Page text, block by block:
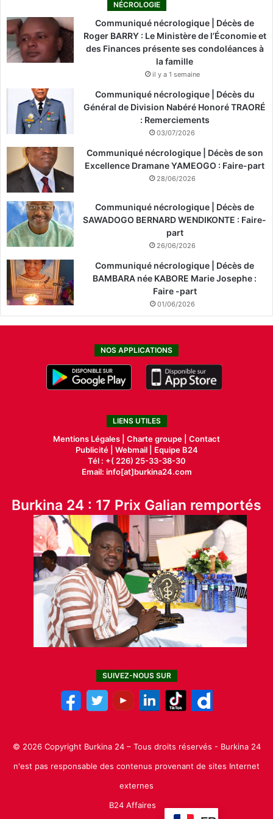
NÉCROLOGIE
Communiqué nécrologique | Décès de
Roger BARRY : Le Ministère de l’Économie et
des Finances présente ses condoléances à
la famille
il y a 1 semaine
Communiqué nécrologique | Décès du
Général de Division Nabéré Honoré TRAORÉ
: Remerciements
03/07/2026
Communiqué nécrologique | Décès de son
Excellence Dramane YAMEOGO : Faire-part
28/06/2026
Communiqué nécrologique | Décès de
SAWADOGO BERNARD WENDIKONTE : Faire-
part
26/06/2026
Communiqué nécrologique | Décès de
BAMBARA née KABORE Marie Josephe :
Faire -part
01/06/2026
NOS APPLICATIONS
LIENS UTILES
Mentions Légales | Charte groupe | Contact
Publicité| Webmail |
Equipe B24
Tél : +( 226) 25-33-38-30
Email: info[at]burkina24.com
Burkina 24 : 17 Prix Galian remportés
SUIVEZ-NOUS SUR
© 2026 Copyright Burkina 24 – Tous droits réservés - Burkina 24
n'est pas responsable des contenus provenant de sites Internet
externes
B24 Affaires